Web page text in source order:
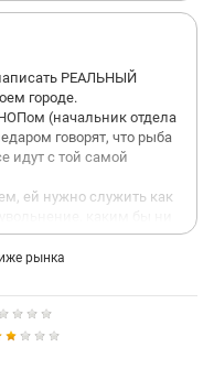
РЕАЛЬНЫЙ
городе.
(начальник отдела
говорят, что рыба
идут с той самой
ей нужно служить как
каким бы ни
оклад от 50-70тр,
по МРОТу, и все
достигнут квартальный
выплату строго по
периода,
план - руководство
рынка